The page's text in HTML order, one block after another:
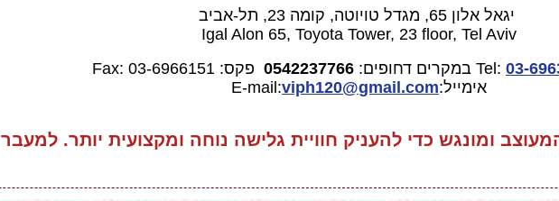
יגאל אלון 65, מגדל טויוטה, קומה 23, תל-אביב
Igal Alon 65, Toyota Tower, 23 floor, Tel Aviv
03-
Tel: במקרים דחופים: 0542237766 פקס: 03-6966151
Fax:
אימייל:E-mail:
viph120@gmail.com
ומונגש כדי להעניק חוויית גלישה נוחה ומקצועית יותר. למעבר